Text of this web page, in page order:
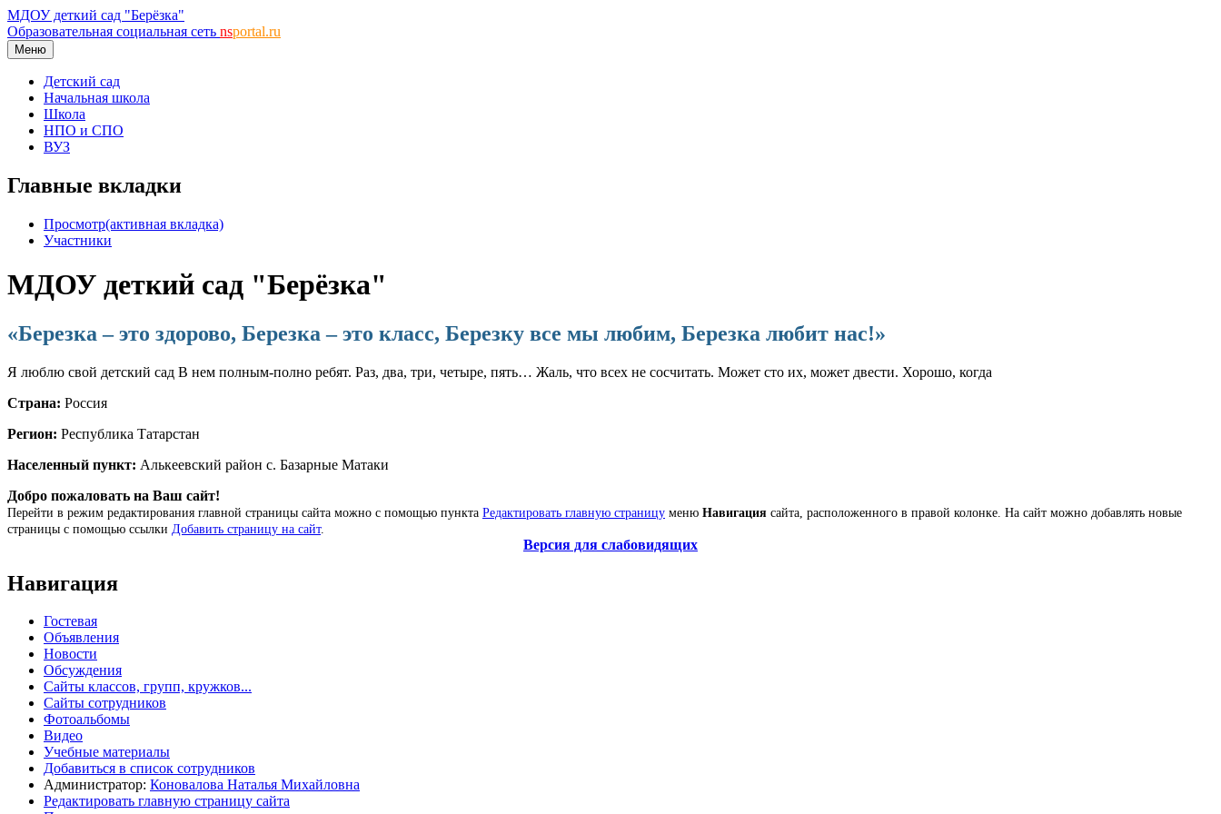
МДОУ деткий сад "Берёзка"
Образовательная социальная сеть nsportal.ru
Меню
Детский сад
Начальная школа
Школа
НПО и СПО
ВУЗ
Главные вкладки
Просмотр(активная вкладка)
Участники
МДОУ деткий сад "Берёзка"
«Березка – это здорово, Березка – это класс, Березку все мы любим, Березка любит нас!»
Я люблю свой детский сад В нем полным-полно ребят. Раз, два, три, четыре, пять… Жаль, что всех не сосчитать. Может сто их, может двести. Хорошо, когда
Страна: Россия
Регион: Республика Татарстан
Населенный пункт: Алькеевский район с. Базарные Матаки
Добро пожаловать на Ваш сайт!
Перейти в режим редактирования главной страницы сайта можно с помощью пункта Редактировать главную страницу меню Навигация сайта, расположенного в правой колонке. На сайт можно добавлять новые
страницы с помощью ссылки Добавить страницу на сайт.
Версия для слабовидящих
Навигация
Гостевая
Объявления
Новости
Обсуждения
Сайты классов, групп, кружков...
Сайты сотрудников
Фотоальбомы
Видео
Учебные материалы
Добавиться в список сотрудников
Администратор: Коновалова Наталья Михайловна
Редактировать главную страницу сайта